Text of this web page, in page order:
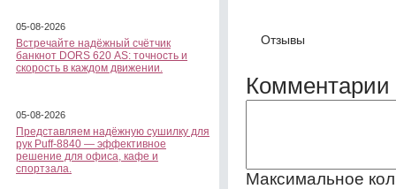
05-08-2026
Встречайте надёжный счётчик
банкнот DORS 620 АS: точность и
скорость в каждом движении.
05-08-2026
Представляем надёжную сушилку для
рук Puff-8840 — эффективное
решение для офиса, кафе и
спортзала.
Отзывы
Комментарии
Максимальное